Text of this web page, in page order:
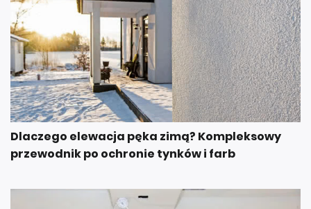
Dlaczego elewacja pęka zimą? Kompleksowy
przewodnik po ochronie tynków i farb